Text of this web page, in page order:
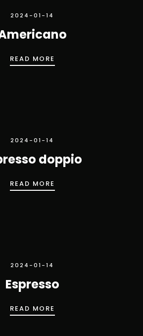
2024-01-14
READ MORE
2024-01-14
doppio
READ MORE
2024-01-14
Espresso
READ MORE